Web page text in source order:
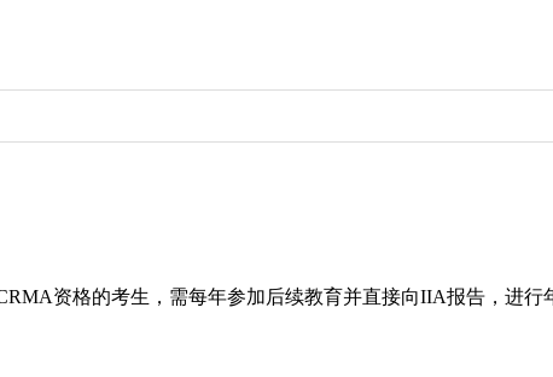
资格的考生，需每年参加后续教育并直接向IIA报告，进行